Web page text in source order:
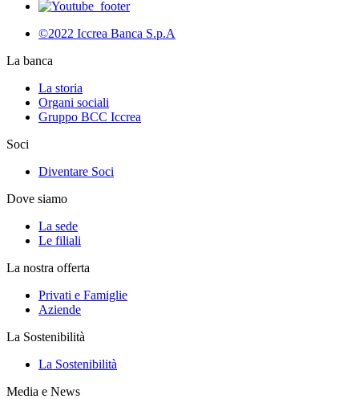
©2022 Iccrea Banca S.p.A
La banca
La storia
Organi sociali
Gruppo BCC Iccrea
Soci
Diventare Soci
Dove siamo
La sede
Le filiali
La nostra offerta
Privati e Famiglie
Aziende
La Sostenibilità
La Sostenibilità
Media e News